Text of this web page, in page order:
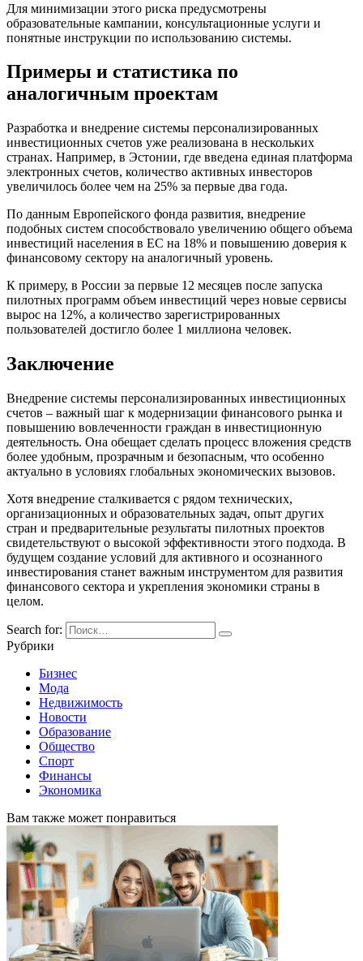
Для минимизации этого риска предусмотрены
образовательные кампании, консультационные услуги и
понятные инструкции по использованию системы.
Примеры и статистика по
аналогичным проектам
Разработка и внедрение системы персонализированных
инвестиционных счетов уже реализована в нескольких
странах. Например, в Эстонии, где введена единая платформа
электронных счетов, количество активных инвесторов
увеличилось более чем на 25% за первые два года.
По данным Европейского фонда развития, внедрение
подобных систем способствовало увеличению общего объема
инвестиций населения в ЕС на 18% и повышению доверия к
финансовому сектору на аналогичный уровень.
К примеру, в России за первые 12 месяцев после запуска
пилотных программ объем инвестиций через новые сервисы
вырос на 12%, а количество зарегистрированных
пользователей достигло более 1 миллиона человек.
Заключение
Внедрение системы персонализированных инвестиционных
счетов – важный шаг к модернизации финансового рынка и
повышению вовлеченности граждан в инвестиционную
деятельность. Она обещает сделать процесс вложения средств
более удобным, прозрачным и безопасным, что особенно
актуально в условиях глобальных экономических вызовов.
Хотя внедрение сталкивается с рядом технических,
организационных и образовательных задач, опыт других
стран и предварительные результаты пилотных проектов
свидетельствуют о высокой эффективности этого подхода. В
будущем создание условий для активного и осознанного
инвестирования станет важным инструментом для развития
финансового сектора и укрепления экономики страны в
целом.
Search for:
Рубрики
Бизнес
Мода
Недвижимость
Новости
Образование
Общество
Спорт
Финансы
Экономика
Вам также может понравиться